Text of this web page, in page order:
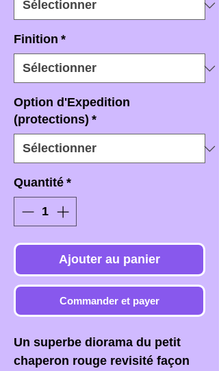
Finition *
Option d'Expedition
(protections) *
Quantité *
Ajouter au panier
Commander et payer
Un superbe diorama du petit
chaperon rouge revisité façon